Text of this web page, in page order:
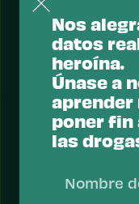
Nos
datos
heroína.
Únase a
aprender
poner fin
las
La mayoría de
enfoque
centrarse en
sobredosis de
salud que
mantenerse
Tomar acción